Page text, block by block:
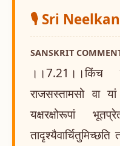
🎙️ Sri
SANSKRIT
।।7.21।।किंच
राजसस्तामसो वा
यक्षरक्षोरूपां